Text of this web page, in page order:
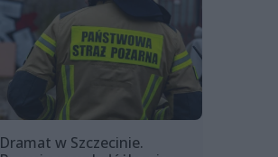
Dramat w Szczecinie.